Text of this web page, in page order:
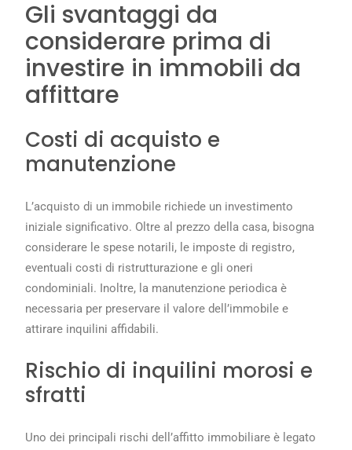
Gli svantaggi da
considerare prima di
investire in immobili da
affittare
Costi di acquisto e
manutenzione
L’acquisto di un immobile richiede un investimento
iniziale significativo. Oltre al prezzo della casa, bisogna
considerare le spese notarili, le imposte di registro,
eventuali costi di ristrutturazione e gli oneri
condominiali. Inoltre, la manutenzione periodica è
necessaria per preservare il valore dell’immobile e
attirare inquilini affidabili.
Rischio di inquilini morosi e
sfratti
Uno dei principali rischi dell’affitto immobiliare è legato